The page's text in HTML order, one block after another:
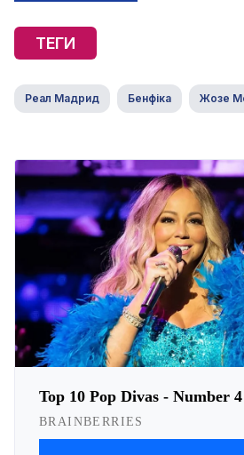
ТЕГИ
Реал Мадрид Бенфіка Жозе